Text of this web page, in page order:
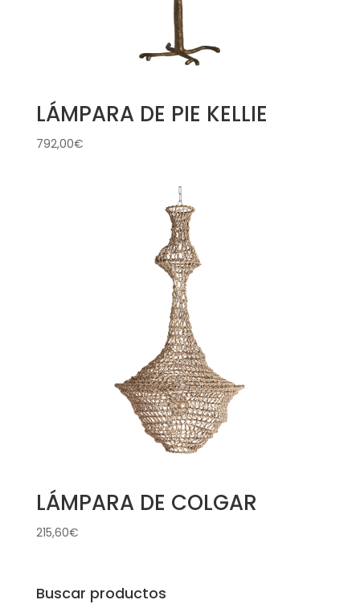
LÁMPARA DE PIE KELLIE
792,00€
LÁMPARA DE COLGAR
215,60€
Buscar productos